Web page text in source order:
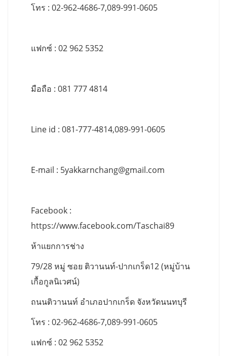
โทร : 02-962-4686-7,089-991-0605
แฟกซ์ : 02 962 5352
มือถือ : 081 777 4814
Line id : 081-777-4814,089-991-0605
E-mail : 5yakkarnchang@gmail.com
Facebook :
https://www.facebook.com/Taschai89
ห้าแยกการช่าง
79/28 หมู่ ซอย ติวานนท์-ปากเกร็ด12 (หมู่บ้าน
เกื้อกูลนิเวศน์)
ถนนติวานนท์ อำเภอปากเกร็ด จังหวัดนนทบุรี
โทร : 02-962-4686-7,089-991-0605
แฟกซ์ : 02 962 5352